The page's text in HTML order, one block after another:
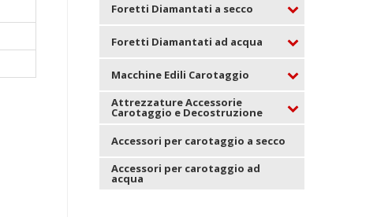
Foretti Diamantati a secco
Foretti Diamantati ad acqua
Macchine Edili Carotaggio
Attrezzature Accessorie
Carotaggio e Decostruzione
Accessori per carotaggio a secco
Accessori per carotaggio ad
acqua